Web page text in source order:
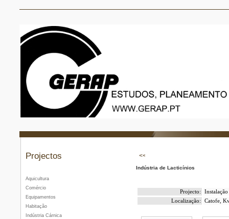
Projectos
Aquicultura
Comércio
Equipamentos
Habitação
Indústria Cárnica
Indústria de Lacticínios
Projecto:
Localização:
Catofe,